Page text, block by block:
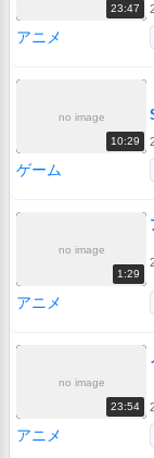
23:47
アニメ
no image
10:29
ゲーム
no image
1:29
アニメ
no image
23:54
アニメ